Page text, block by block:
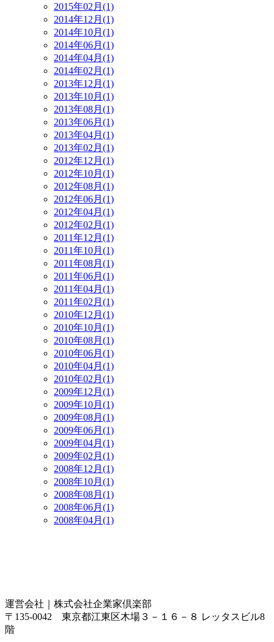
2015年02月(1)
2014年12月(1)
2014年10月(1)
2014年06月(1)
2014年04月(1)
2014年02月(1)
2013年12月(1)
2013年10月(1)
2013年08月(1)
2013年06月(1)
2013年04月(1)
2013年02月(1)
2012年12月(1)
2012年10月(1)
2012年08月(1)
2012年06月(1)
2012年04月(1)
2012年02月(1)
2011年12月(1)
2011年10月(1)
2011年08月(1)
2011年06月(1)
2011年04月(1)
2011年02月(1)
2010年12月(1)
2010年10月(1)
2010年08月(1)
2010年06月(1)
2010年04月(1)
2010年02月(1)
2009年12月(1)
2009年10月(1)
2009年08月(1)
2009年06月(1)
2009年04月(1)
2009年02月(1)
2008年12月(1)
2008年10月(1)
2008年08月(1)
2008年06月(1)
2008年04月(1)
運営会社｜ 株式会社企業家倶楽部
〒135-0042 東京都江東区木場３－１６－８ レッタスビル8
階